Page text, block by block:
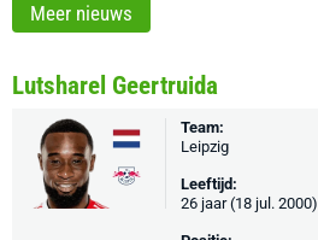
Meer nieuws
Lutsharel Geertruida
Team:
Leipzig
Leeftijd:
26 jaar (18 jul. 2000)